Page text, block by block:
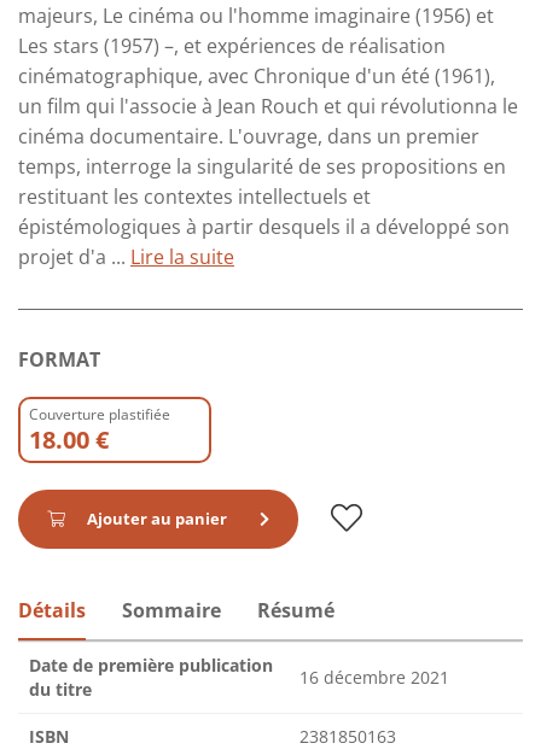
majeurs, Le cinéma ou l'homme imaginaire (1956) et
Les stars (1957) –, et expériences de réalisation
cinématographique, avec Chronique d'un été (1961),
un film qui l'associe à Jean Rouch et qui révolutionna le
cinéma documentaire. L'ouvrage, dans un premier
temps, interroge la singularité de ses propositions en
restituant les contextes intellectuels et
épistémologiques à partir desquels il a développé son
projet d'a ... Lire la suite
FORMAT
Couverture plastifiée
18.00 €
Ajouter au panier
Détails Sommaire Résumé
Date de première publication
du titre
16 décembre 2021
ISBN 2381850163